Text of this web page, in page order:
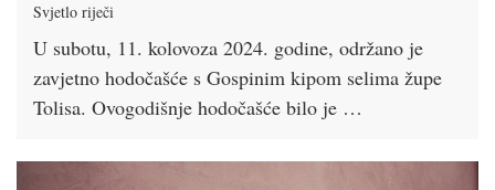
Svjetlo riječi
U subotu, 11. kolovoza 2024. godine, održano je
zavjetno hodočašće s Gospinim kipom selima župe
Tolisa. Ovogodišnje hodočašće bilo je …